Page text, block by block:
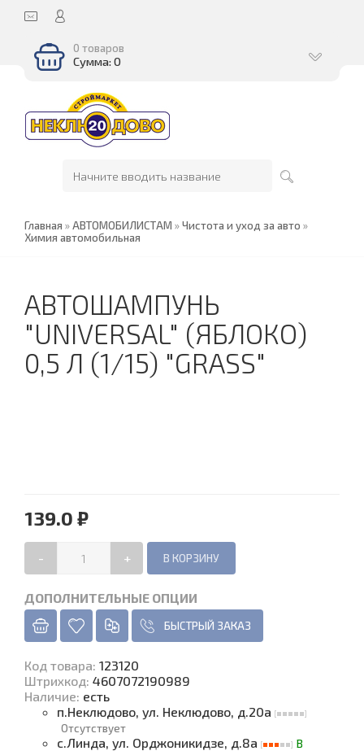
0 товаров
Сумма: 0
Главная »АВТОМОБИЛИСТАМ »Чистота и уход за авто »
Химия автомобильная
АВТОШАМПУНЬ
"UNIVERSAL" (ЯБЛОКО)
0,5 Л (1/15) "GRASS"
139.0 ₽
- +
ДОПОЛНИТЕЛЬНЫЕ ОПЦИИ
БЫСТРЫЙ ЗАКАЗ
Код товара: 123120
Штрихкод: 4607072190989
Наличие: есть
п.Неклюдово, ул. Неклюдово, д.20а
Отсутствует
с.Линда, ул. Орджоникидзе, д.8а
В